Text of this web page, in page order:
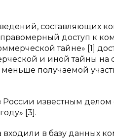
составляющих
доступ к
тайне» [1]
и иной тайны на
меньше получаемой
России известным
[3].
в базу данных